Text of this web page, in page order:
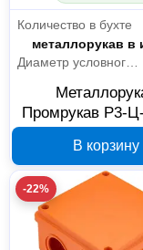
Количество в бухте
Тип
Диаметр условного прохода
Промрукав Р3-
PR.08253
В корзину
-22%